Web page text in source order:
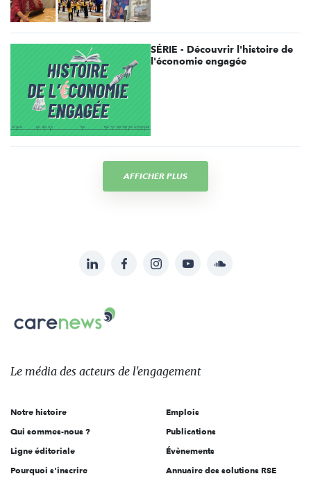
SÉRIE - Découvrir l'histoire de
l'économie engagée
AFFICHER PLUS
sur:
LinkedInFacebookInstagramYouTubeSoundcloud
Carenews,
Le
des
l'engagement
Le média des acteurs de l'engagement
Notre histoire
Qui sommes-nous ?
Ligne éditoriale
Pourquoi s'inscrire
Emplois
Publications
Évènements
Annuaire des solutions RSE